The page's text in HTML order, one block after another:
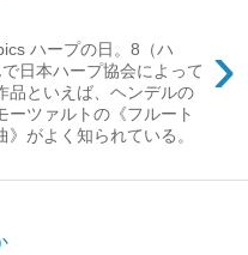
›
ハープの日。8（ハ
日本ハープ協会によって
品といえば、ヘンデルの
ーツァルトの《フルート
がよく知られている。